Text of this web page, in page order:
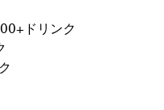
ドリンク